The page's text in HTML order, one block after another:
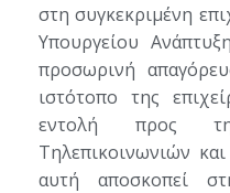
στη συγκεκριμένη
Υπουργείου
προσωρινή
ιστότοπο της
εντολή προς
Τηλεπικοινωνιών
αυτή αποσκοπεί